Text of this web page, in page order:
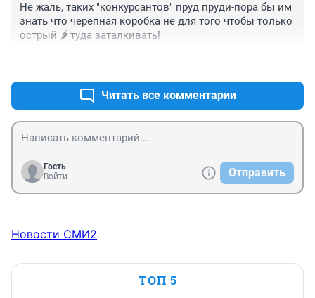
Не жаль, таких "конкурсантов" пруд пруди-пора бы им
знать что черепная коробка не для того чтобы только
острый 🌶️ туда заталкивать!
Читать все комментарии
Гость
Войти
Отправить
Новости СМИ2
ТОП 5